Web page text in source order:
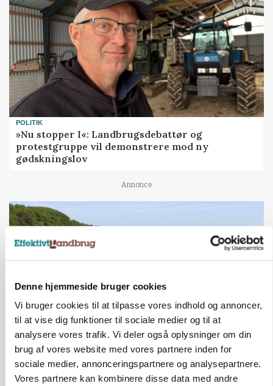
Denne hjemmeside bruger cookies
Vi bruger cookies til at tilpasse vores indhold og annoncer,
til at vise dig funktioner til sociale medier og til at
analysere vores trafik. Vi deler også oplysninger om din
brug af vores website med vores partnere inden for
sociale medier, annonceringspartnere og analysepartnere.
Vores partnere kan kombinere disse data med andre
POLITIK
»Nu stopper I«: Landbrugsdebattør og
protestgruppe vil demonstrere mod ny
gødskningslov
Annonce
KVÆG
Snart kan man søge tilskud til naturprojekter